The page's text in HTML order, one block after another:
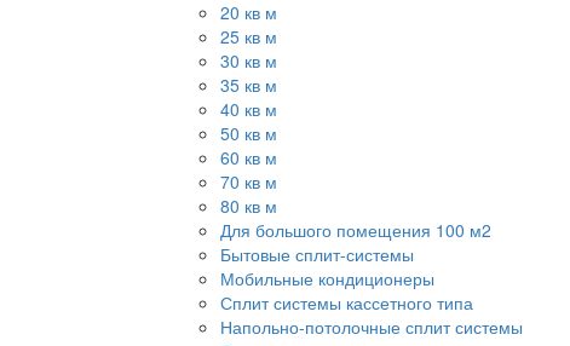
20 кв м
25 кв м
30 кв м
35 кв м
40 кв м
50 кв м
60 кв м
70 кв м
80 кв м
Для большого помещения 100 м2
Бытовые сплит-системы
Мобильные кондиционеры
Сплит системы кассетного типа
Напольно-потолочные сплит системы